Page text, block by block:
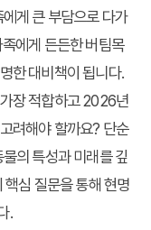
게 큰 부담으로 다가
에게 든든한 버팀목
한 대비책이 됩니다.
장 적합하고2026년
려해야 할까요? 단순
의 특성과 미래를 깊
핵심 질문을 통해 현명
.